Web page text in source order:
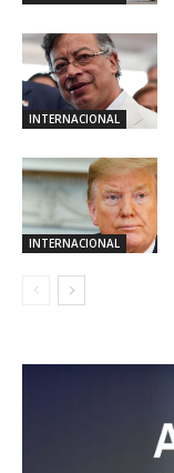
INTERNACIONAL
INTERNACIONAL